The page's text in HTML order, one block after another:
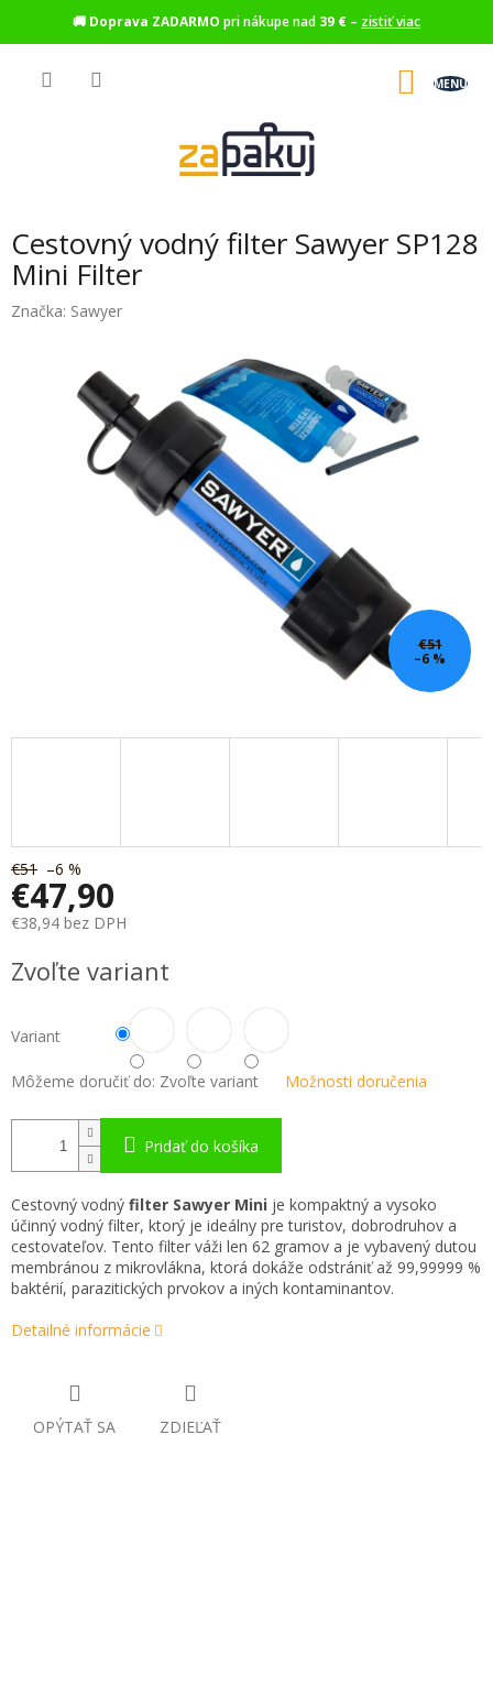
🚚 Doprava ZADARMO pri nákupe nad 39 € – zistiť viac
Cestovný vodný filter Sawyer SP128
Mini Filter
Značka: Sawyer
€51
–6 %
€51 –6 %
€47,90
€38,94 bez DPH
cena:
Zvoľte variant
Variant
Môžeme doručiť do: Zvoľte variant Možnosti doručenia
Pridať do košíka
Cestovný vodný filter Sawyer Mini je kompaktný a vysoko
účinný vodný filter, ktorý je ideálny pre turistov, dobrodruhov a
cestovateľov. Tento filter váži len 62 gramov a je vybavený dutou
membránou z mikrovlákna, ktorá dokáže odstrániť až 99,99999 %
baktérií, parazitických prvokov a iných kontaminantov.
Detailné informácie
OPÝTAŤ SA ZDIEĽAŤ